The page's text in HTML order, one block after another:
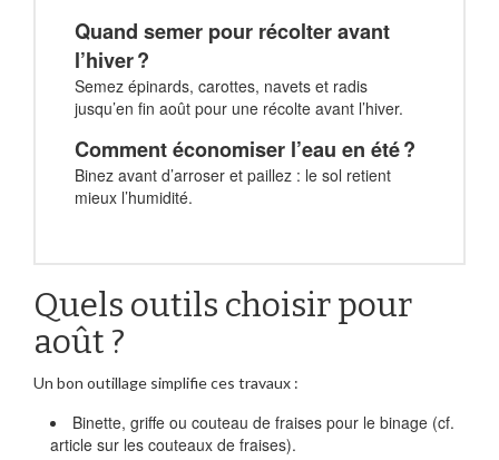
Quand semer pour récolter avant
l’hiver ?
Semez épinards, carottes, navets et radis
jusqu’en fin août pour une récolte avant l’hiver.
Comment économiser l’eau en été ?
Binez avant d’arroser et paillez : le sol retient
mieux l’humidité.
Quels outils choisir pour
août ?
Un bon outillage simplifie ces travaux :
Binette, griffe ou couteau de fraises pour le binage (cf.
article sur les couteaux de fraises).